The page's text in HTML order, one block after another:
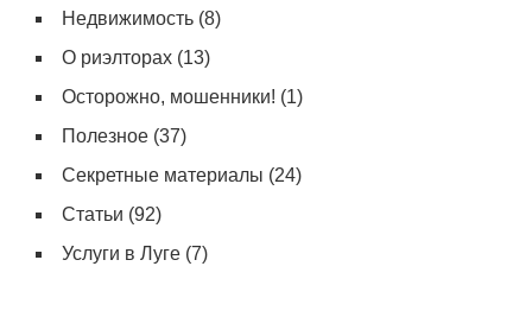
Недвижимость (8)
О риэлторах (13)
Осторожно, мошенники! (1)
Полезное (37)
Секретные материалы (24)
Статьи (92)
Услуги в Луге (7)